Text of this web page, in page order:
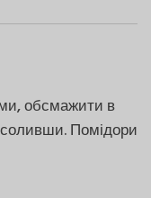
обсмажити в
Помідори